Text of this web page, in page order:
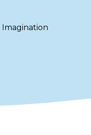
Imagination